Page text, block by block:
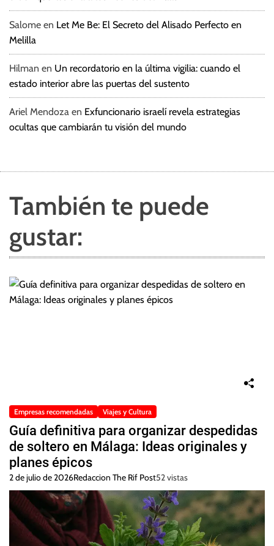
Salome en Let Me Be: El Secreto del Alisado Perfecto en
Melilla
Hilman en Un recordatorio en la última vigilia: cuando el
estado interior abre las puertas del sustento
Ariel Mendoza en Exfuncionario israelí revela estrategias
ocultas que cambiarán tu visión del mundo
También te puede
gustar:
Empresas recomendadas Viajes y Cultura
Guía definitiva para organizar despedidas
de soltero en Málaga: Ideas originales y
planes épicos
2 de julio de 2026Redaccion The Rif Post52 vistas